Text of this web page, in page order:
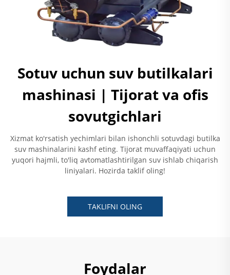
Sotuv uchun suv butilkalari
mashinasi | Tijorat va ofis
sovutgichlari
Xizmat ko'rsatish yechimlari bilan ishonchli sotuvdagi butilka
suv mashinalarini kashf eting. Tijorat muvaffaqiyati uchun
yuqori hajmli, to'liq avtomatlashtirilgan suv ishlab chiqarish
liniyalari. Hozirda taklif oling!
TAKLIFNI OLING
Foydalar